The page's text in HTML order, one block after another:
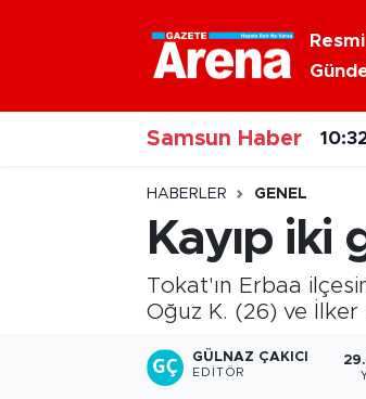
Samsun Haber
HABERLER GENEL
Kayıp iki
Tokat'ın Erbaa
Oğuz K. (26) ve
GÜLNAZ ÇAKICI
EDITÖR
Nöbetçi Eczaneler
Hava Durumu
Samsun Namaz Vakitleri
Trafik Durumu
Süper Lig Puan Durumu ve
Tüm Manşetler